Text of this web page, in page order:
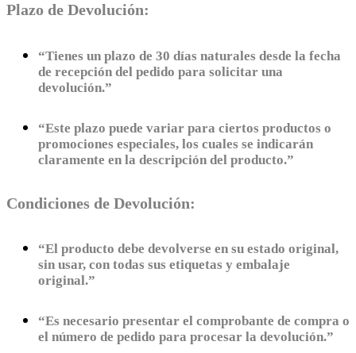
Plazo de Devolución:
“Tienes un plazo de 30 días naturales desde la fecha
de recepción del pedido para solicitar una
devolución.”
“Este plazo puede variar para ciertos productos o
promociones especiales, los cuales se indicarán
claramente en la descripción del producto.”
Condiciones de Devolución:
“El producto debe devolverse en su estado original,
sin usar, con todas sus etiquetas y embalaje
original.”
“Es necesario presentar el comprobante de compra o
el número de pedido para procesar la devolución.”